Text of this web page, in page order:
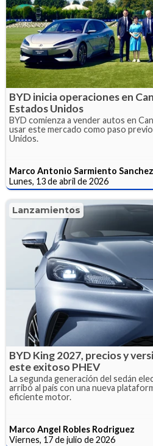
BYD inicia operaciones en
Estados Unidos
BYD comienza a vender autos en
usar este mercado como paso
Unidos.
Marco Antonio Sarmiento Sanchez
Lunes, 13 de abril de 2026
Lanzamientos
BYD King 2027, precios y
este exitoso PHEV
La segunda generación del sedán
arribó al país con una nueva
eficiente motor.
Marco Angel Robles Rodriguez
Viernes, 17 de julio de 2026